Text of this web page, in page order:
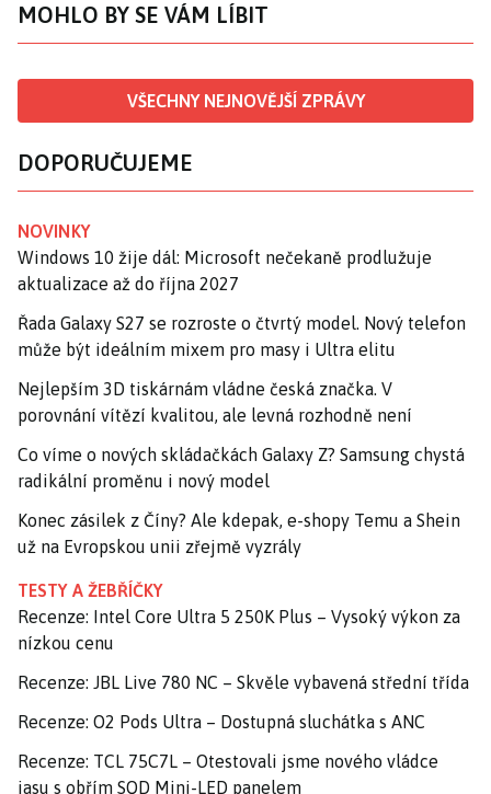
MOHLO BY SE VÁM LÍBIT
VŠECHNY NEJNOVĚJŠÍ ZPRÁVY
DOPORUČUJEME
NOVINKY
Windows 10 žije dál: Microsoft nečekaně prodlužuje
aktualizace až do října 2027
Řada Galaxy S27 se rozroste o čtvrtý model. Nový telefon
může být ideálním mixem pro masy i Ultra elitu
Nejlepším 3D tiskárnám vládne česká značka. V
porovnání vítězí kvalitou, ale levná rozhodně není
Co víme o nových skládačkách Galaxy Z? Samsung chystá
radikální proměnu i nový model
Konec zásilek z Číny? Ale kdepak, e-shopy Temu a Shein
už na Evropskou unii zřejmě vyzrály
TESTY A ŽEBŘÍČKY
Recenze: Intel Core Ultra 5 250K Plus – Vysoký výkon za
nízkou cenu
Recenze: JBL Live 780 NC – Skvěle vybavená střední třída
Recenze: O2 Pods Ultra – Dostupná sluchátka s ANC
Recenze: TCL 75C7L – Otestovali jsme nového vládce
jasu s obřím SQD Mini-LED panelem